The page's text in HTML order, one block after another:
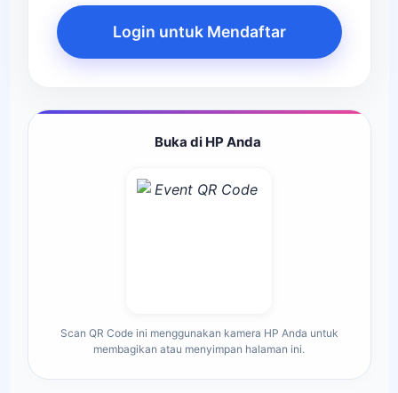
Login untuk Mendaftar
Buka di HP Anda
Scan QR Code ini menggunakan kamera HP Anda untuk
membagikan atau menyimpan halaman ini.